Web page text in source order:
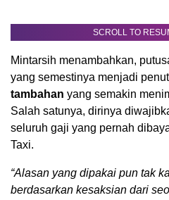
SCROLL TO
Mintarsih menambahkan,
yang semestinya menjadi
tambahan yang semakin
Salah satunya, dirinya
seluruh gaji yang pernah
Taxi.
“Alasan yang dipakai pun tak
berdasarkan kesaksian dari